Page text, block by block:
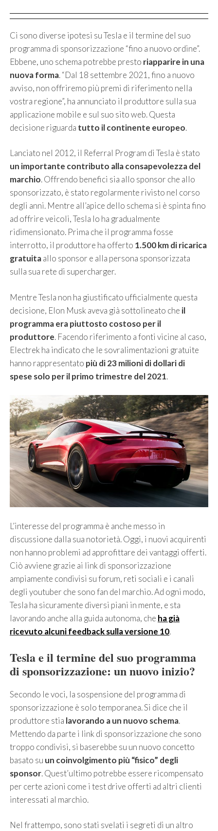
Ci sono diverse ipotesi su Tesla e il termine del suo
programma di sponsorizzazione “fino a nuovo ordine”.
Ebbene, uno schema potrebbe presto riapparire in una
nuova forma. “Dal 18 settembre 2021, fino a nuovo
avviso, non offriremo più premi di riferimento nella
vostra regione”, ha annunciato il produttore sulla sua
applicazione mobile e sul suo sito web. Questa
decisione riguarda tutto il continente europeo.
Lanciato nel 2012, il Referral Program di Tesla è stato
un importante contributo alla consapevolezza del
marchio. Offrendo benefici sia allo sponsor che allo
sponsorizzato, è stato regolarmente rivisto nel corso
degli anni. Mentre all’apice dello schema si è spinta fino
ad offrire veicoli, Tesla lo ha gradualmente
ridimensionato. Prima che il programma fosse
interrotto, il produttore ha offerto 1.500 km di ricarica
gratuitaallo sponsor e alla persona sponsorizzata
sulla sua rete di supercharger.
Mentre Tesla non ha giustificato ufficialmente questa
decisione, Elon Musk aveva già sottolineato che il
programma era piuttosto costoso per il
produttore. Facendo riferimento a fonti vicine al caso,
Electrek ha indicato che le sovralimentazioni gratuite
hanno rappresentato più di 23 milioni di dollari di
spese solo per il primo trimestre del 2021.
L’interesse del programma è anche messo in
discussione dalla sua notorietà. Oggi, i nuovi acquirenti
non hanno problemi ad approfittare dei vantaggi offerti.
Ciò avviene grazie ai link di sponsorizzazione
ampiamente condivisi su forum, reti sociali e i canali
degli youtuber che sono fan del marchio. Ad ogni modo,
Tesla ha sicuramente diversi piani in mente, e sta
lavorando anche alla guida autonoma, che ha già
ricevuto alcuni feedback sulla versione 10.
Tesla e il termine del suo programma
di sponsorizzazione: un nuovo inizio?
Secondo le voci, la sospensione del programma di
sponsorizzazione è solo temporanea. Si dice che il
produttore stia lavorando a un nuovo schema.
Mettendo da parte i link di sponsorizzazione che sono
troppo condivisi, si baserebbe su un nuovo concetto
basato su un coinvolgimento più “fisico” degli
sponsor. Quest’ultimo potrebbe essere ricompensato
per certe azioni come i test drive offerti ad altri clienti
interessati al marchio.
Nel frattempo, sono stati svelati i segreti di un altro